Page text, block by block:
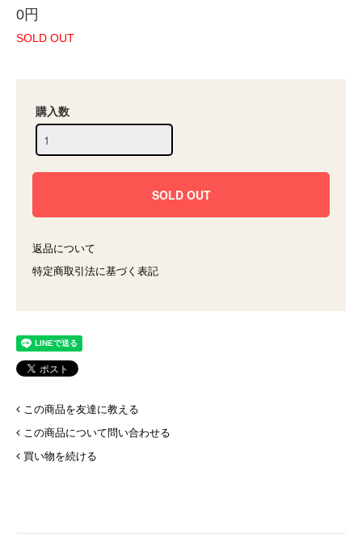
0円
SOLD OUT
購入数
返品について
特定商取引法に基づく表記
この商品を友達に教える
この商品について問い合わせる
買い物を続ける